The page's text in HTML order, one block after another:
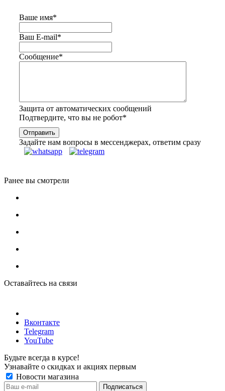
Ваше имя*
Ваш E-mail*
Сообщение*
Защита от автоматических сообщений
Подтвердите, что вы не робот*
Задайте нам вопросы в мессенджерах, ответим сразу
Ранее вы смотрели
Оставайтесь на связи
Вконтакте
Telegram
YouTube
Будьте всегда в курсе!
Узнавайте о скидках и акциях первым
Новости магазина